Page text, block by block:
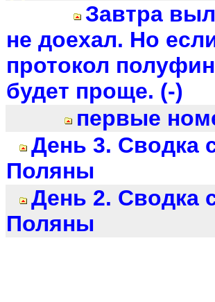
Завтра
не доехал. Но
протокол
будет проще. (-)
первые
День 3. Сводка
Поляны
День 2. Сводка
Поляны